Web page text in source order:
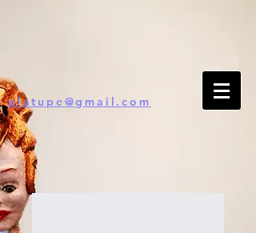
platupe@gmail.com